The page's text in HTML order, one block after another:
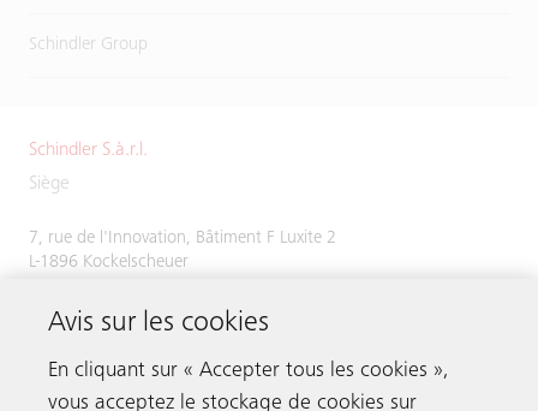
Schindler Group
Schindler S.à.r.l.
Siège
7, rue de l'Innovation, Bâtiment F Luxite 2
L-1896 Kockelscheuer
Tél.+352 48 58 58 1
Fax +352 49 51 54
Avis sur les cookies
En cliquant sur « Accepter tous les cookies »,
vous acceptez le stockage de cookies sur